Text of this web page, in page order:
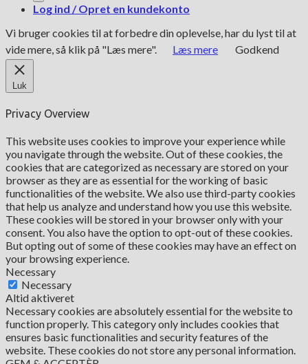
Log ind / Opret en kundekonto
Vi bruger cookies til at forbedre din oplevelse, har du lyst til at
vide mere, så klik på "Læs mere".
Læs mere Godkend
Luk
Privacy Overview
This website uses cookies to improve your experience while
you navigate through the website. Out of these cookies, the
cookies that are categorized as necessary are stored on your
browser as they are as essential for the working of basic
functionalities of the website. We also use third-party cookies
that help us analyze and understand how you use this website.
These cookies will be stored in your browser only with your
consent. You also have the option to opt-out of these cookies.
But opting out of some of these cookies may have an effect on
your browsing experience.
Necessary
Necessary
Altid aktiveret
Necessary cookies are absolutely essential for the website to
function properly. This category only includes cookies that
ensures basic functionalities and security features of the
website. These cookies do not store any personal information.